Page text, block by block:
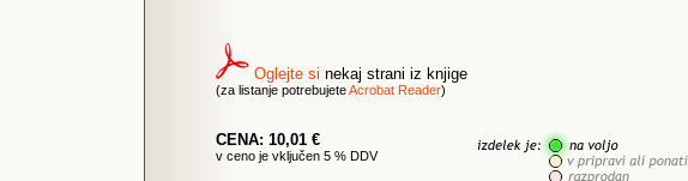
Oglejte si nekaj strani iz knjige
(za listanje potrebujeteAcrobat Reader)
CENA: 10,01 €
v ceno je vključen 5 % DDV